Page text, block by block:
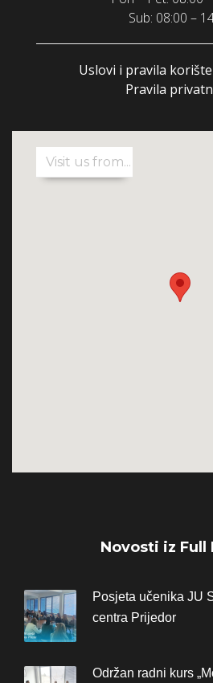
Sub: 08:00 –
Uslovi i pravila
Pravila
Novosti iz Full
Posjeta učenika JU
centra Prijedor
Održan radni kurs